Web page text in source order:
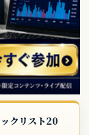
クリスト20